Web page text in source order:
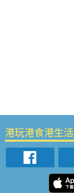
港玩港食港生活